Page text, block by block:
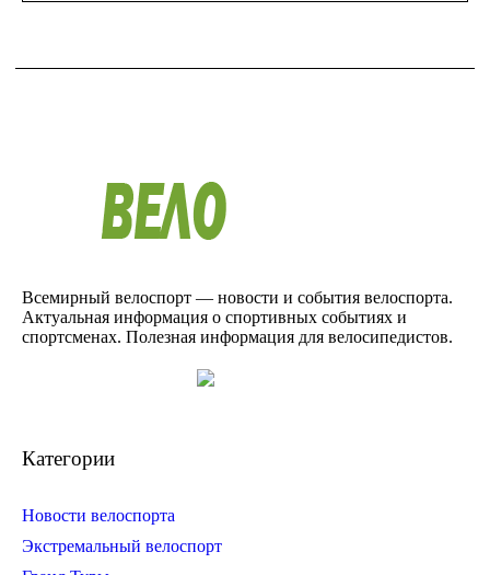
Всемирный велоспорт — новости и события велоспорта.
Актуальная информация о спортивных событиях и
спортсменах. Полезная информация для велосипедистов.
Категории
Новости велоспорта
Экстремальный велоспорт